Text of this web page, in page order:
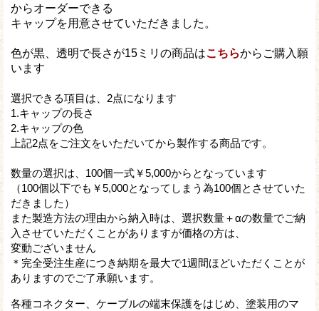
からオーダーできる
キャップを用意させていただきました。
色が黒、透明で長さが15ミリの商品はこちらからご購入願
います
選択できる項目は、2点になります
1.キャップの長さ
2.キャップの色
上記2点をご注文をいただいてから製作する商品です。
数量の選択は、100個一式￥5,000からとなっています
（100個以下でも￥5,000となってしまう為100個とさせていた
だきました）
また製造方法の理由から納入時は、選択数量＋αの数量でご納
入させていただくことがありますが価格の方は、
変動ございません
＊完全受注生産につき納期を最大で1週間ほどいただくことが
ありますのでご了承願います。
各種コネクター、ケーブルの端末保護をはじめ、塗装用のマ